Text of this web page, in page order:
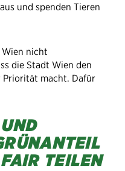
und spenden Tieren
nicht
die Stadt Wien den
Priorität macht. Dafür
TEILEN